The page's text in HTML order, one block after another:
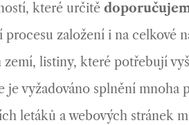
které určitě
založení i na celkové
listiny, které potřebují
vyžadováno splnění
letáků a webových stránek